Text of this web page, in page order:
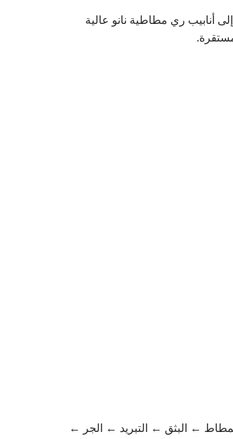
أنابيب ري مطاطية نانو عالية
← البثق ← التبريد ← الجر ←